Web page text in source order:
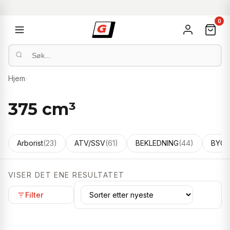
0
Hjem›
375 cm³
Arborist(23) ATV/SSV(61) BEKLEDNING(44)
Filter
VISER DET ENE RESULTATET